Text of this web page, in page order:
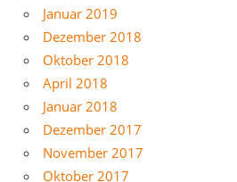
Januar 2019
Dezember 2018
Oktober 2018
April 2018
Januar 2018
Dezember 2017
November 2017
Oktober 2017